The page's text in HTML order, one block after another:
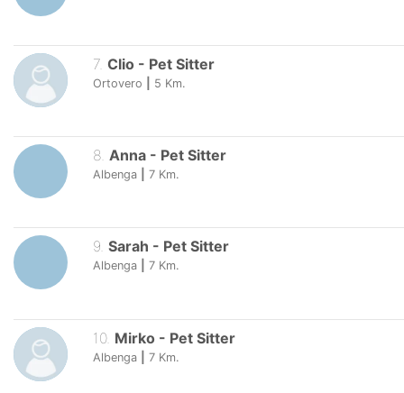
7. Clio - Pet Sitter
Ortovero 5 Km.
8. Anna - Pet Sitter
Albenga 7 Km.
9. Sarah - Pet Sitter
Albenga 7 Km.
10. Mirko - Pet Sitter
Albenga 7 Km.